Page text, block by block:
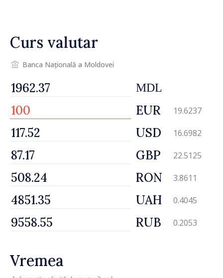
Curs valutar
Banca Națională a Moldovei
MDL
EUR 19.6237
USD 16.6982
GBP 22.5125
RON 3.8611
UAH 0.4045
RUB 0.2053
Vremea